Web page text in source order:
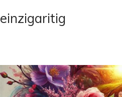
einzigaritig